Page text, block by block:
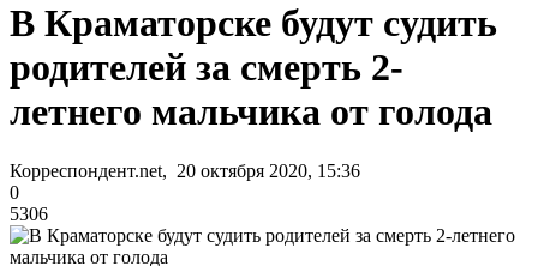
В Краматорске будут судить
родителей за смерть 2-
летнего мальчика от голода
Корреспондент.net, 20 октября 2020, 15:36
0
5306